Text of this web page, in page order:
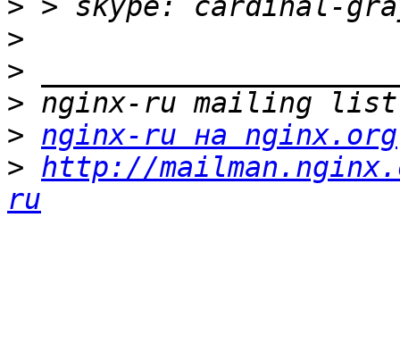
>
>
>
>
> nginx-ru на nginx.org
> http://
ru